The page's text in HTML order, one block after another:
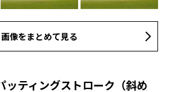
画像をまとめて見る
ッティングストローク（斜め